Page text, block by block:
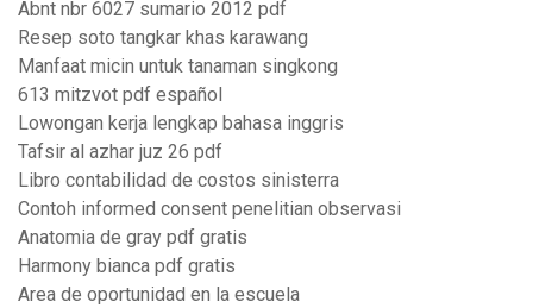
Abnt nbr 6027 sumario 2012 pdf
Resep soto tangkar khas karawang
Manfaat micin untuk tanaman singkong
613 mitzvot pdf español
Lowongan kerja lengkap bahasa inggris
Tafsir al azhar juz 26 pdf
Libro contabilidad de costos sinisterra
Contoh informed consent penelitian observasi
Anatomia de gray pdf gratis
Harmony bianca pdf gratis
Area de oportunidad en la escuela